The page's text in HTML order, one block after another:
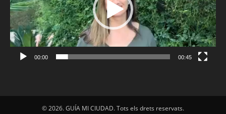
00:00 00:45
© 2026. GUÍA MI CIUDAD. Tots els drets reservats.